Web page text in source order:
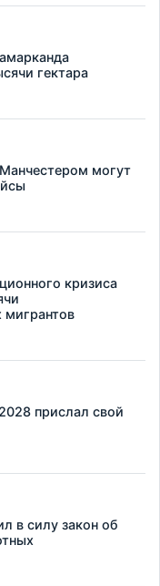
гектара
могут
кризиса
мигрантов
прислал свой
в силу закон об